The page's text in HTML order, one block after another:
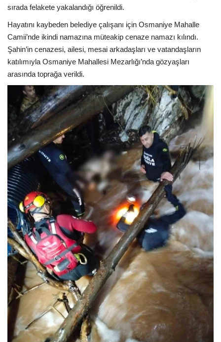
sırada felakete yakalandığı öğrenildi.
Hayatını kaybeden belediye çalışanı için Osmaniye Mahalle
Camii’nde ikindi namazına müteakip cenaze namazı kılındı.
Şahin’in cenazesi, ailesi, mesai arkadaşları ve vatandaşların
katılımıyla Osmaniye Mahallesi Mezarlığı’nda gözyaşları
arasında toprağa verildi.